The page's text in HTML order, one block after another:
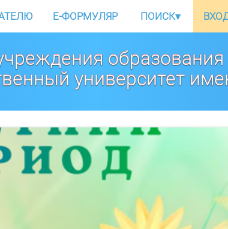
E-ФОРМУЛЯР ПОИСК▾
образования
университет